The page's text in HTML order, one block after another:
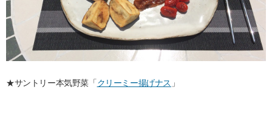
★サントリー本気野菜「クリーミー揚げナス 」